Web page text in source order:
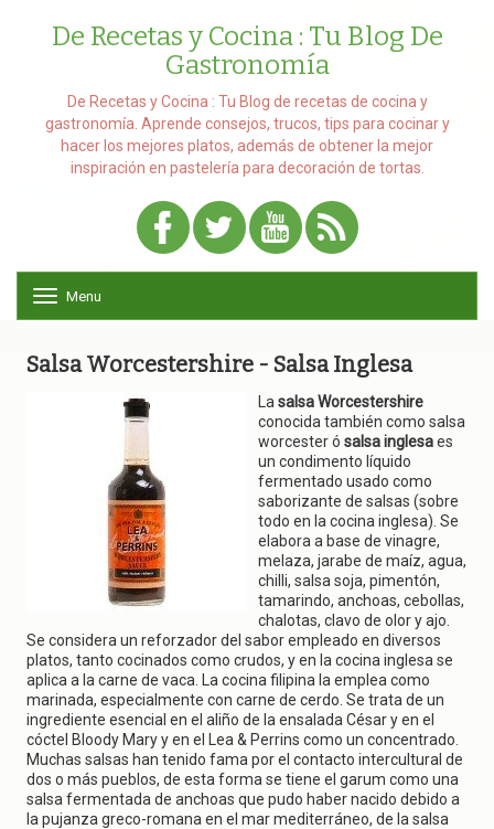
De Recetas y Cocina : Tu Blog De
Gastronomía
De Recetas y Cocina : Tu Blog de recetas de cocina y
gastronomía. Aprende consejos, trucos, tips para cocinar y
hacer los mejores platos, además de obtener la mejor
inspiración en pastelería para decoración de tortas.
o
g
l
Menu
Salsa Worcestershire - Salsa Inglesa
La salsa Worcestershire
conocida también como salsa
worcester ó salsa inglesaes
un condimento líquido
fermentado usado como
saborizante de salsas (sobre
todo en la cocina inglesa). Se
elabora a base de vinagre,
melaza, jarabe de maíz, agua,
chilli, salsa soja, pimentón,
tamarindo, anchoas, cebollas,
chalotas, clavo de olor y ajo.
Se considera un reforzador del sabor empleado en diversos
platos, tanto cocinados como crudos, y en la cocina inglesa se
aplica a la carne de vaca. La cocina filipina la emplea como
marinada, especialmente con carne de cerdo. Se trata de un
ingrediente esencial en el aliño de la ensalada César y en el
cóctel Bloody Mary y en el Lea & Perrins como un concentrado.
Muchas salsas han tenido fama por el contacto intercultural de
dos o más pueblos, de esta forma se tiene el garum como una
salsa fermentada de anchoas que pudo haber nacido debido a
la pujanza greco-romana en el mar mediterráneo, de la salsa